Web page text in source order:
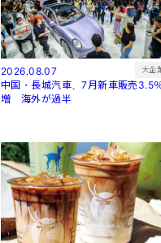
2026.08.07 大企
中国・長城汽車、7月新車販売3.5
増 海外が過半